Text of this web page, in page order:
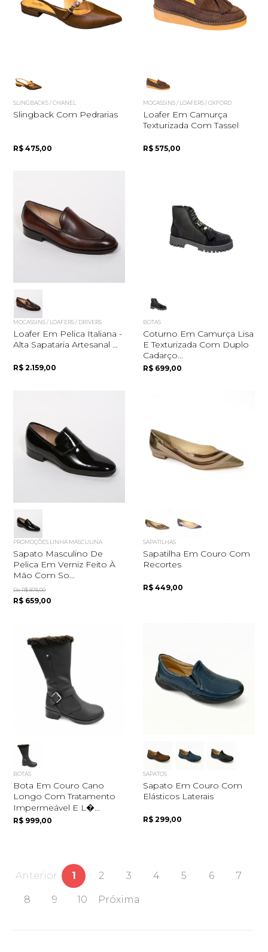
Quero me cadastrar
SLINGBACKS / CHANEL
Slingback Com Pedrarias
R$ 475,00
MOCASSINS / LOAFERS / OXFORD
Loafer Em Camurça
Texturizada Com Tassel
R$ 575,00
MOCASSINS / LOAFERS / DRIVERS
Loafer Em Pelica Italiana -
Alta Sapataria Artesanal ...
R$ 2.159,00
BOTAS
Coturno Em Camurça Lisa
E Texturizada Com Duplo
Cadarço...
R$ 699,00
PROMOÇÕES LINHA MASCULINA
Sapato Masculino De
Pelica Em Verniz Feito À
Mão Com So...
De R$ 875,00
R$ 659,00
SAPATILHAS
Sapatilha Em Couro Com
Recortes
R$ 449,00
BOTAS
Bota Em Couro Cano
Longo Com Tratamento
Impermeável E L�...
R$ 999,00
SAPATOS
Sapato Em Couro Com
Elásticos Laterais
R$ 299,00
Anterior 1 2 3 4 5 6 7
8 9 10 Próxima